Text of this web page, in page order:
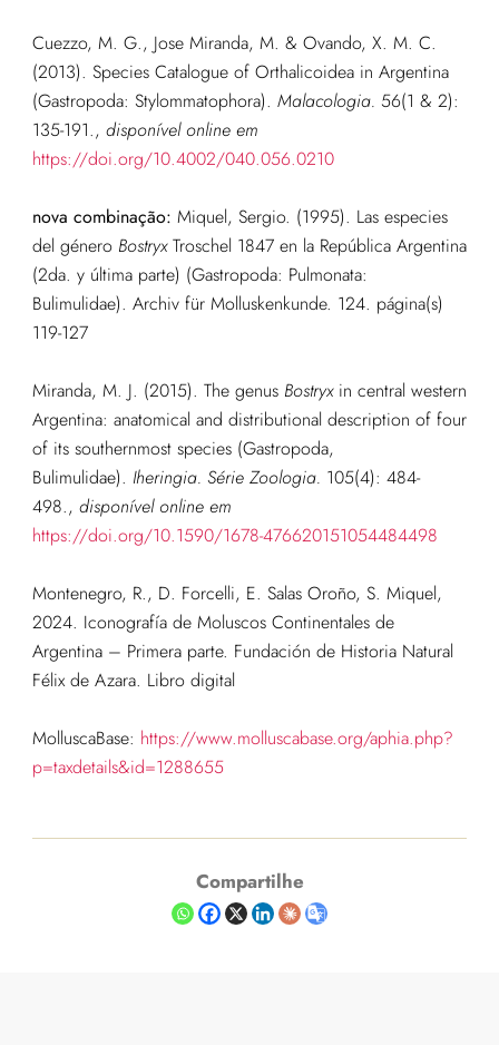
Cuezzo, M. G., Jose Miranda, M. & Ovando, X. M. C.
(2013). Species Catalogue of Orthalicoidea in Argentina
(Gastropoda: Stylommatophora). Malacologia. 56(1 & 2):
135-191., disponível online em
https://doi.org/10.4002/040.056.0210
nova combinação: Miquel, Sergio. (1995). Las especies
del género BostryxTroschel 1847 en la República Argentina
(2da. y última parte) (Gastropoda: Pulmonata:
Bulimulidae). Archiv für Molluskenkunde. 124. página(s)
119-127
Miranda, M. J. (2015). The genus Bostryxin central western
Argentina: anatomical and distributional description of four
of its southernmost species (Gastropoda,
Bulimulidae). Iheringia. Série Zoologia. 105(4): 484-
498., disponível online em
https://doi.org/10.1590/1678-476620151054484498
Montenegro, R., D. Forcelli, E. Salas Oroño, S. Miquel,
2024. Iconografía de Moluscos Continentales de
Argentina – Primera parte. Fundación de Historia Natural
Félix de Azara. Libro digital
MolluscaBase: https://www.molluscabase.org/aphia.php?
p=taxdetails&id=1288655
Compartilhe